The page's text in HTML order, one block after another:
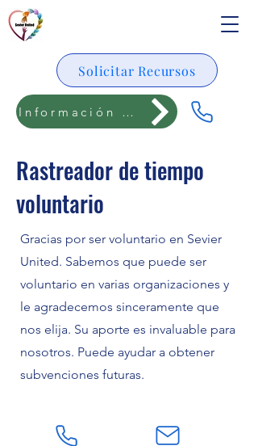
Solicitar Recursos
Información para adolescentes
Rastreador de tiempo
voluntario
Gracias por ser voluntario en Sevier
United. Sabemos que puede ser
voluntario en varias organizaciones y
le agradecemos sinceramente que
nos elija. Su aporte es invaluable para
nosotros. Puede ayudar a obtener
subvenciones futuras.